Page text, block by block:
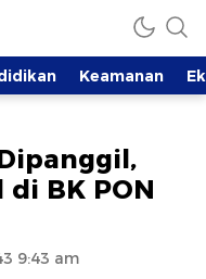
Keamanan
BK PON
9:43 am